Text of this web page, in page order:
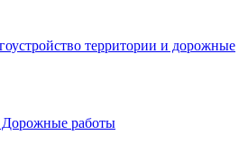
территории и дорожные
Дорожные работы